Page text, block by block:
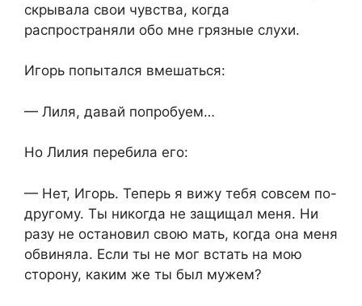
скрывала свои чувства, когда
распространяли обо мне грязные слухи.
Игорь попытался вмешаться:
— Лиля, давай попробуем…
Но Лилия перебила его:
— Нет, Игорь. Теперь я вижу тебя совсем по-
другому. Ты никогда не защищал меня. Ни
разу не остановил свою мать, когда она меня
обвиняла. Если ты не мог встать на мою
сторону, каким же ты был мужем?